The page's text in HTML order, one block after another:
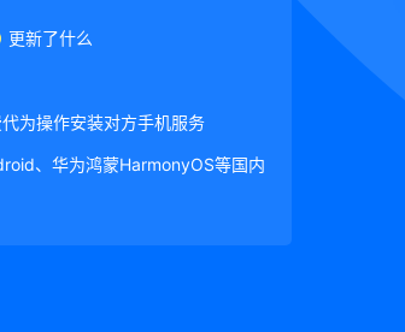
更新了什么
为操作安装对方手机服务
、华为鸿蒙HarmonyOS等国内